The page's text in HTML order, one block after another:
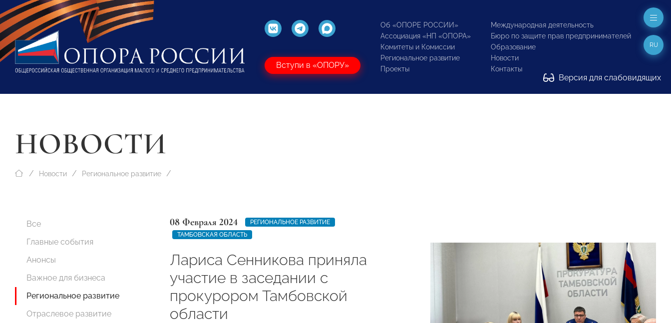
Вступи в «ОПОРУ»
Об «ОПОРЕ РОССИИ»
Ассоциация «НП «ОПОРА»
Комитеты и Комиссии
Региональное развитие
Проекты
Международная деятельность
Бюро по защите прав предпринимателей
Образование
Новости
Контакты
Версия для слабовидящих
RU
НОВОСТИ
Новости Региональное развитие
Все
Главные события
Анонсы
Важное для бизнеса
Региональное развитие
Отраслевое развитие
08 Февраля 2024
РЕГИОНАЛЬНОЕ РАЗВИТИЕ
ТАМБОВСКАЯ ОБЛАСТЬ
Лариса Сенникова приняла
участие в заседании с
прокурором Тамбовской
области